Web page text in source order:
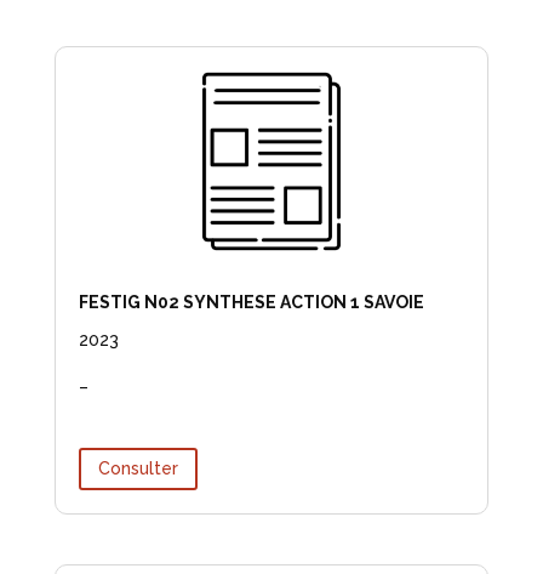
FESTIG N02 SYNTHESE ACTION 1 SAVOIE
2023
–
Consulter